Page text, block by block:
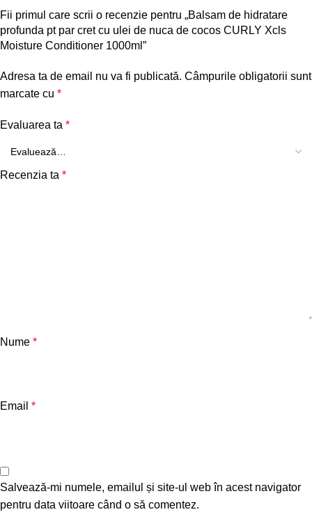
Fii primul care scrii o recenzie pentru „Balsam de hidratare
profunda pt par cret cu ulei de nuca de cocos CURLY Xcls
Moisture Conditioner 1000ml”
Adresa ta de email nu va fi publicată. Câmpurile obligatorii sunt
marcate cu *
Evaluarea ta *
Recenzia ta *
Nume *
Email *
Salvează-mi numele, emailul și site-ul web în acest navigator
pentru data viitoare când o să comentez.